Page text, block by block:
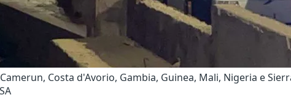
Costa d'Avorio, Gambia, Guinea, Mali, Nigeria e